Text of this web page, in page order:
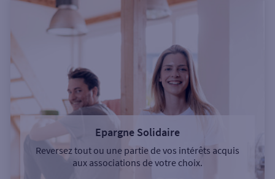
Epargne Solidaire
Reversez tout ou une partie de vos intérêts acquis
aux associations de votre choix.